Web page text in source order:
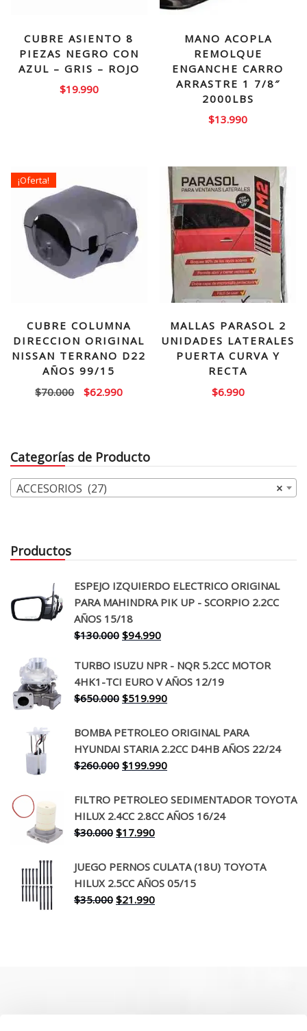
CUBRE ASIENTO 8
PIEZAS NEGRO CON
AZUL – GRIS – ROJO
$19.990
MANO ACOPLA
REMOLQUE
ENGANCHE CARRO
ARRASTRE 1 7/8″
2000LBS
$13.990
¡Oferta!
CUBRE COLUMNA
DIRECCION ORIGINAL
NISSAN TERRANO D22
AÑOS 99/15
$70.000
El
$70.000.
$62.990El
$62.990.
MALLAS PARASOL 2
UNIDADES LATERALES
PUERTA CURVA Y
RECTA
$6.990
Categorías de Producto
×
ACCESORIOS (27)
Productos
ESPEJO IZQUIERDO ELECTRICO ORIGINAL
PARA MAHINDRA PIK UP - SCORPIO 2.2CC
AÑOS 15/18
$130.000 El
original
era:
$130.000.
$94.990El
actual
es:
$94.990.
TURBO ISUZU NPR - NQR 5.2CC MOTOR
4HK1-TCI EURO V AÑOS 12/19
$650.000 El
original
era:
$650.000.
$519.990El
actual
es:
$519.990.
BOMBA PETROLEO ORIGINAL PARA
HYUNDAI STARIA 2.2CC D4HB AÑOS 22/24
$260.000 El
original
era:
$260.000.
$199.990El
actual
es:
FILTRO PETROLEO SEDIMENTADOR TOYOTA
HILUX 2.4CC 2.8CC AÑOS 16/24
$30.000 El
original
era:
$30.000.
$17.990El
actual
es:
$17.990.
JUEGO PERNOS CULATA (18U) TOYOTA
HILUX 2.5CC AÑOS 05/15
$35.000 El
$21.990El